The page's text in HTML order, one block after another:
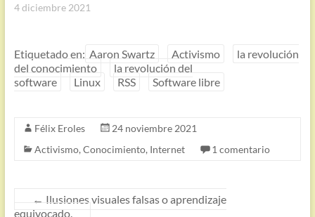
4 diciembre 2021
Etiquetado en: Aaron Swartz Activismo
la revolución
del conocimiento
la revolución del
software
Linux RSS Software libre
Félix Eroles
24 noviembre 2021
Activismo, Conocimiento, Internet 1 comentario
← Ilusiones visuales falsas o aprendizaje
equivocado.